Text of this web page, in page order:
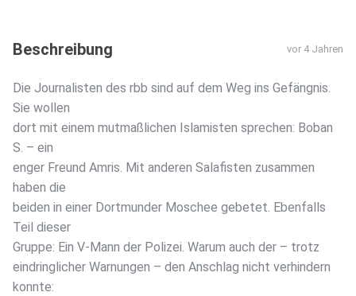
Beschreibung vor 4 Jahren
Die Journalisten des rbb sind auf dem Weg ins Gefängnis.
Sie wollen
dort mit einem mutmaßlichen Islamisten sprechen: Boban
S. – ein
enger Freund Amris. Mit anderen Salafisten zusammen
haben die
beiden in einer Dortmunder Moschee gebetet. Ebenfalls
Teil dieser
Gruppe: Ein V-Mann der Polizei. Warum auch der – trotz
eindringlicher Warnungen – den Anschlag nicht verhindern
konnte: